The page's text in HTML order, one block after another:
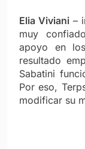
Elia Viviani–
muy
apoyo en
resultado
Sabatini
Por eso,
modificar su